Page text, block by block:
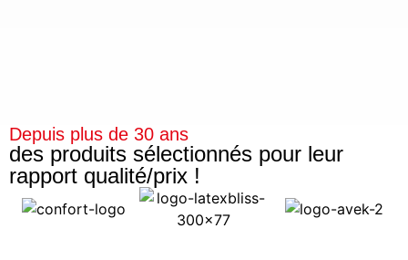
Depuis plus de 30 ans
des produits sélectionnés pour leur
rapport qualité/prix !